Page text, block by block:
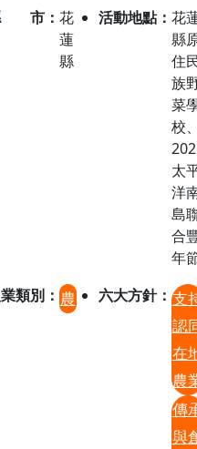
市
花
蓮
縣
活動地點
花
縣
住
族
菜
校
太
洋
島
合
年
類別 農 六大方針
支
認
在
農
傳
與